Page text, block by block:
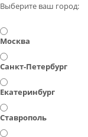
Выберите ваш город:
Москва
Санкт-Петербург
Екатеринбург
Ставрополь